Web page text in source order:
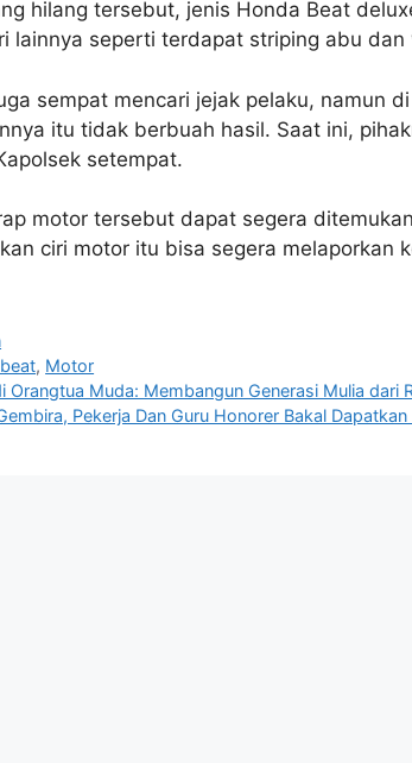
hilang tersebut, jenis Honda Beat
lainnya seperti terdapat striping abu dan
sempat mencari jejak pelaku, namun
itu tidak berbuah hasil. Saat ini,
setempat.
motor tersebut dapat segera
ciri motor itu bisa segera melaporkan
, Motor
Orangtua Muda: Membangun Generasi Mulia dari
Pekerja Dan Guru Honorer Bakal